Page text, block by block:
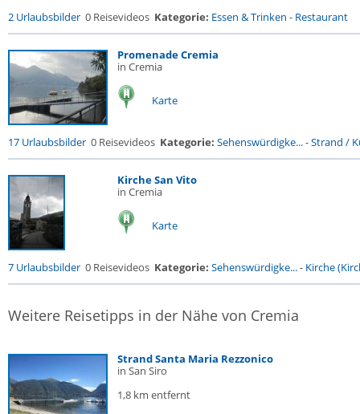
2 Urlaubsbilder 0 Reisevideos Kategorie: Essen & Trinken - Restaurant
Promenade Cremia
in Cremia
Karte
17 Urlaubsbilder 0 Reisevideos Kategorie: Sehenswürdigke...-Strand /
Kirche San Vito
in Cremia
Karte
7 Urlaubsbilder 0 Reisevideos Kategorie: Sehenswürdigke...- Kirche
Weitere Reisetipps in der Nähe von Cremia
Strand Santa Maria Rezzonico
in San Siro
1,8 km entfernt